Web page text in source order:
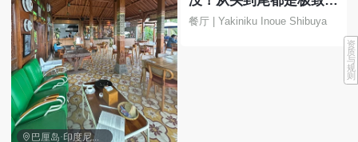
 巴厘岛·印度尼西亚
快感！
餐厅 | Yakiniku Inoue Shibuya
资
质
与
规
则